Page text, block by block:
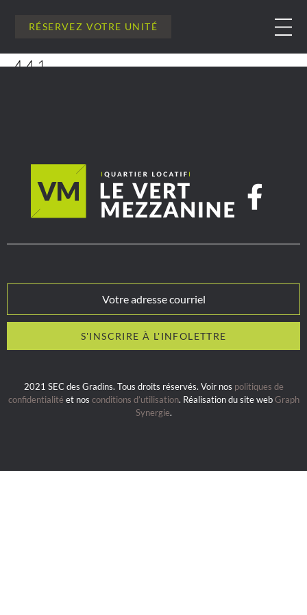
RÉSERVEZ VOTRE UNITÉ
441
2021 SEC des Gradins. Tous droits réservés. Voir nos politiques de
confidentialité et nos conditions d’utilisation. Réalisation du site webGraph
Synergie.